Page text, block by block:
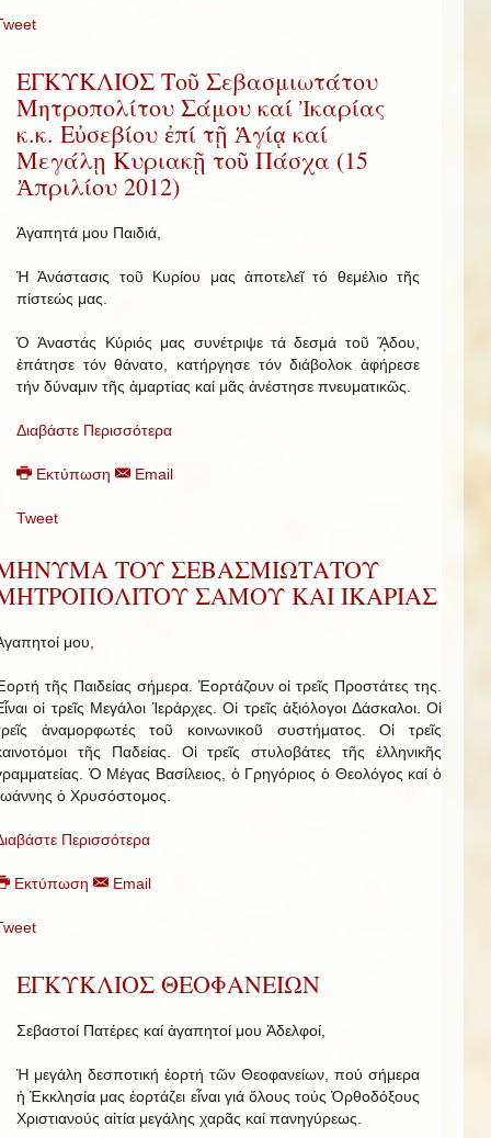
ΕΓΚΥΚΛΙΟΣ Τοῦ Σεβασμιωτάτου
Μητροπολίτου Σάμου καί Ἰκαρίας
κ.κ. Εὐσεβίου ἐπί τῇ Ἁγίᾳ καί
Μεγάλῃ Κυριακῇ τοῦ Πάσχα (15
Ἀπριλίου 2012)
Ἀγαπητά μου Παιδιά,
Ἡ Ἀνάστασις τοῦ Κυρίου μας ἀποτελεῖ τό θεμέλιο τῆς
πίστεώς μας.
Ὁ Ἀναστάς Κύριός μας συνέτριψε τά δεσμά τοῦ ᾍδου,
ἐπάτησε τόν θάνατο, κατήργησε τόν διάβολοκ ἀφήρεσε
τήν δύναμιν τῆς ἁμαρτίας καί μᾶς ἀνέστησε πνευματικῶς.
Διαβάστε Περισσότερα
Εκτύπωση Email
Tweet
ΤΟΥ ΣΕΒΑΣΜΙΩΤΑΤΟΥ
ΣΑΜΟΥ ΚΑΙ ΙΚΑΡΙΑΣ
μου,
τῆς Παιδείας σήμερα. Ἑορτάζουν οἱ τρεῖς Προστάτες της.
οἱ τρεῖς Μεγάλοι Ἱεράρχες. Οἱ τρεῖς ἀξιόλογοι Δάσκαλοι. Οἱ
ἀναμορφωτές τοῦ κοινωνικοῦ συστήματος. Οἱ τρεῖς
τῆς Παδείας. Οἱ τρεῖς στυλοβάτες τῆς ἑλληνικῆς
Ὁ Μέγας Βασίλειος, ὁ Γρηγόριος ὁ Θεολόγος καί ὁ
ὁ Χρυσόστομος.
Περισσότερα
Εκτύπωση Email
ΕΓΚΥΚΛΙΟΣ ΘΕΟΦΑΝΕΙΩΝ
Σεβαστοί Πατέρες καί ἀγαπητοί μου Ἀδελφοί,
Ἡ μεγάλη δεσποτική ἑορτή τῶν Θεοφανείων, πού σήμερα
ἡ Ἐκκλησία μας ἑορτάζει εἶναι γιά ὅλους τούς Ὀρθοδόξους
Χριστιανούς αἰτία μεγάλης χαρᾶς καί πανηγύρεως.